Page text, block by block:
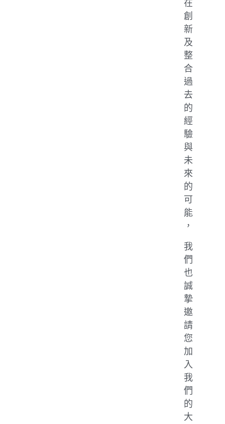
在
創
新
及
整
合
過
去
的
經
驗
與
未
來
的
可
能
，
我
們
也
誠
摯
邀
請
您
加
入
我
們
的
大